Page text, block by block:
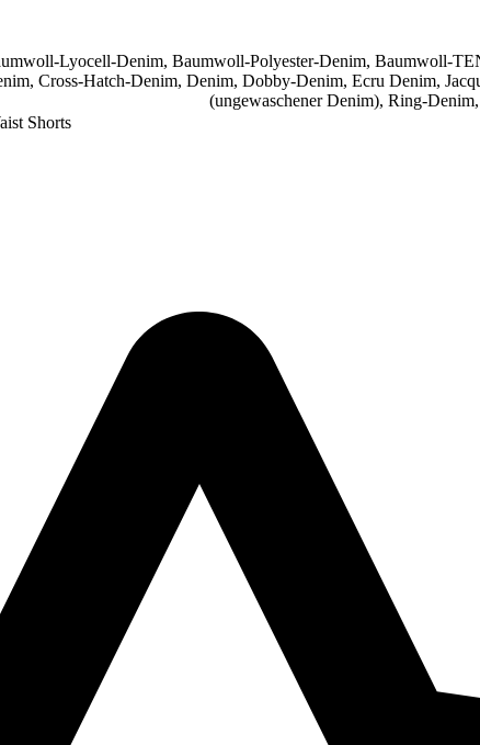
Lyocell-Denim, Baumwoll-Polyester-Denim, Baumwoll-
, Cross-Hatch-Denim, Denim, Dobby-Denim, Ecru Denim,
(ungewaschener Denim), Ring-Denim,
Shorts